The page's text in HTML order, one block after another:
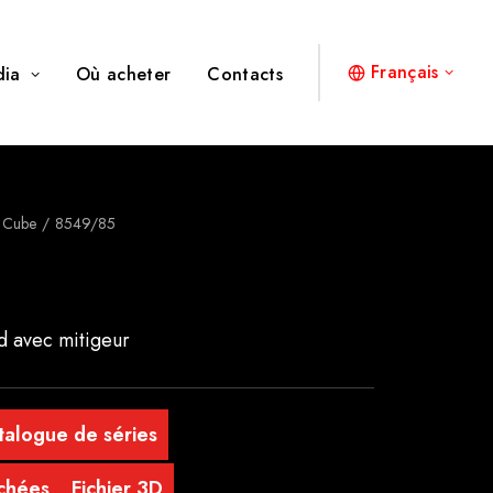
Où acheter Contacts Français
8549/85
avec mitigeur
de séries